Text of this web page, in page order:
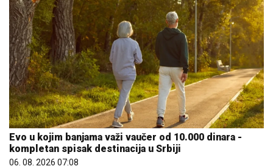
Evo u kojim banjama važi vaučer od 10.000 dinara -
kompletan spisak destinacija u Srbiji
06. 08. 2026 07:08